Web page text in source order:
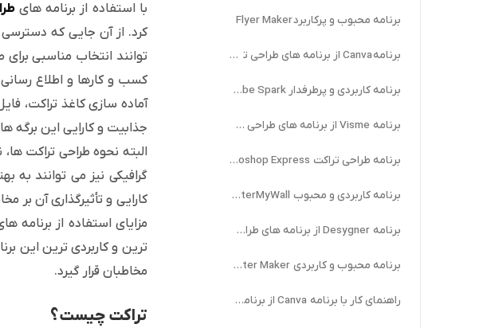
برنامه محبوب و پرکاربرد Flyer Maker
برنامه Canva از برنامه های طراحی تراکت با گوشی
برنامه کاربردی و پرطرفدار Adobe Spark
برنامه Visme از برنامه های طراحی تراکت با گوشی
برنامه طراحی تراکت Adobe Photoshop Express
برنامه کاربردی و محبوب PosterMyWall
برنامه Desygner از برنامه های طراحی تراکت با گوشی
برنامه محبوب و کاربردی Poster Maker
راهنمای کار با برنامه Canva از برنامه های طراحی تراکت با گوشی
با استفاده از برنامه های
کرد. از آن جایی که دسترسی
توانند انتخاب مناسبی
کسب و کارها و اطلاع
آماده سازی کاغذ تراکت،
جذابیت و کارایی این برگه ها
البته نحوه طراحی تراکت
گرافیکی نیز می توانند به
کارایی و تأثیرگذاری آن بر
مزایای استفاده از برنامه
ترین و کاربردی ترین این
مخاطبان قرار گیرد.
تراکت چیست؟